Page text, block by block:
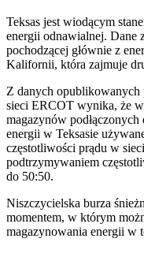
Teksas jest wiodącym
energii odnawialnej. Dane
pochodzącej głównie z
Kalifornii, która zajmuje
Z danych opublikowanych
sieci ERCOT wynika, że
magazynów podłączonych
energii w Teksasie
częstotliwości prądu w
podtrzymywaniem
do 50:50.
Niszczycielska burza
momentem, w którym
magazynowania energii w